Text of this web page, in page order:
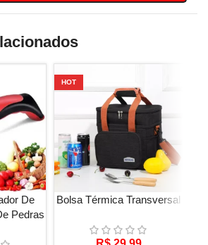
De
Pedras
HOT
Bolsa Térmica Transversal